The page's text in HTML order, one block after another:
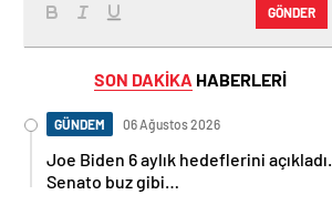
GÖNDER
SON DAKİKA HABERLERİ
GÜNDEM 06 Ağustos 2026
Joe Biden 6 aylık hedeflerini açıkladı.
Senato buz gibi…